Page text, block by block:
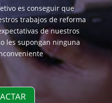
es conseguir que
trabajos de reforma
de nuestros
les supongan ninguna